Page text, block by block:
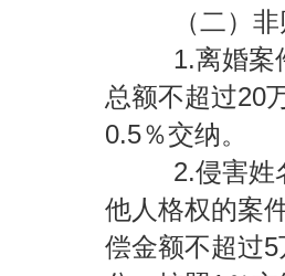
（二）非财
1.离婚案件
总额不超过20
0.5％交纳。
2.侵害姓名
他人格权的案
偿金额不超过